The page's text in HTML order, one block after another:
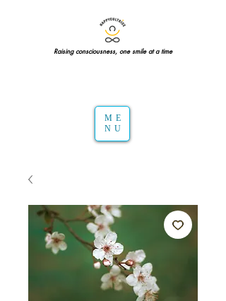
Raising consciousness, one smile at a time
ME
NU